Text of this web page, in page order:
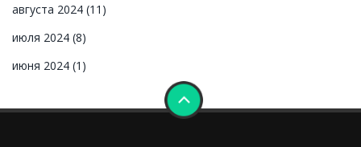
августа 2024 (11)
июля 2024 (8)
июня 2024 (1)